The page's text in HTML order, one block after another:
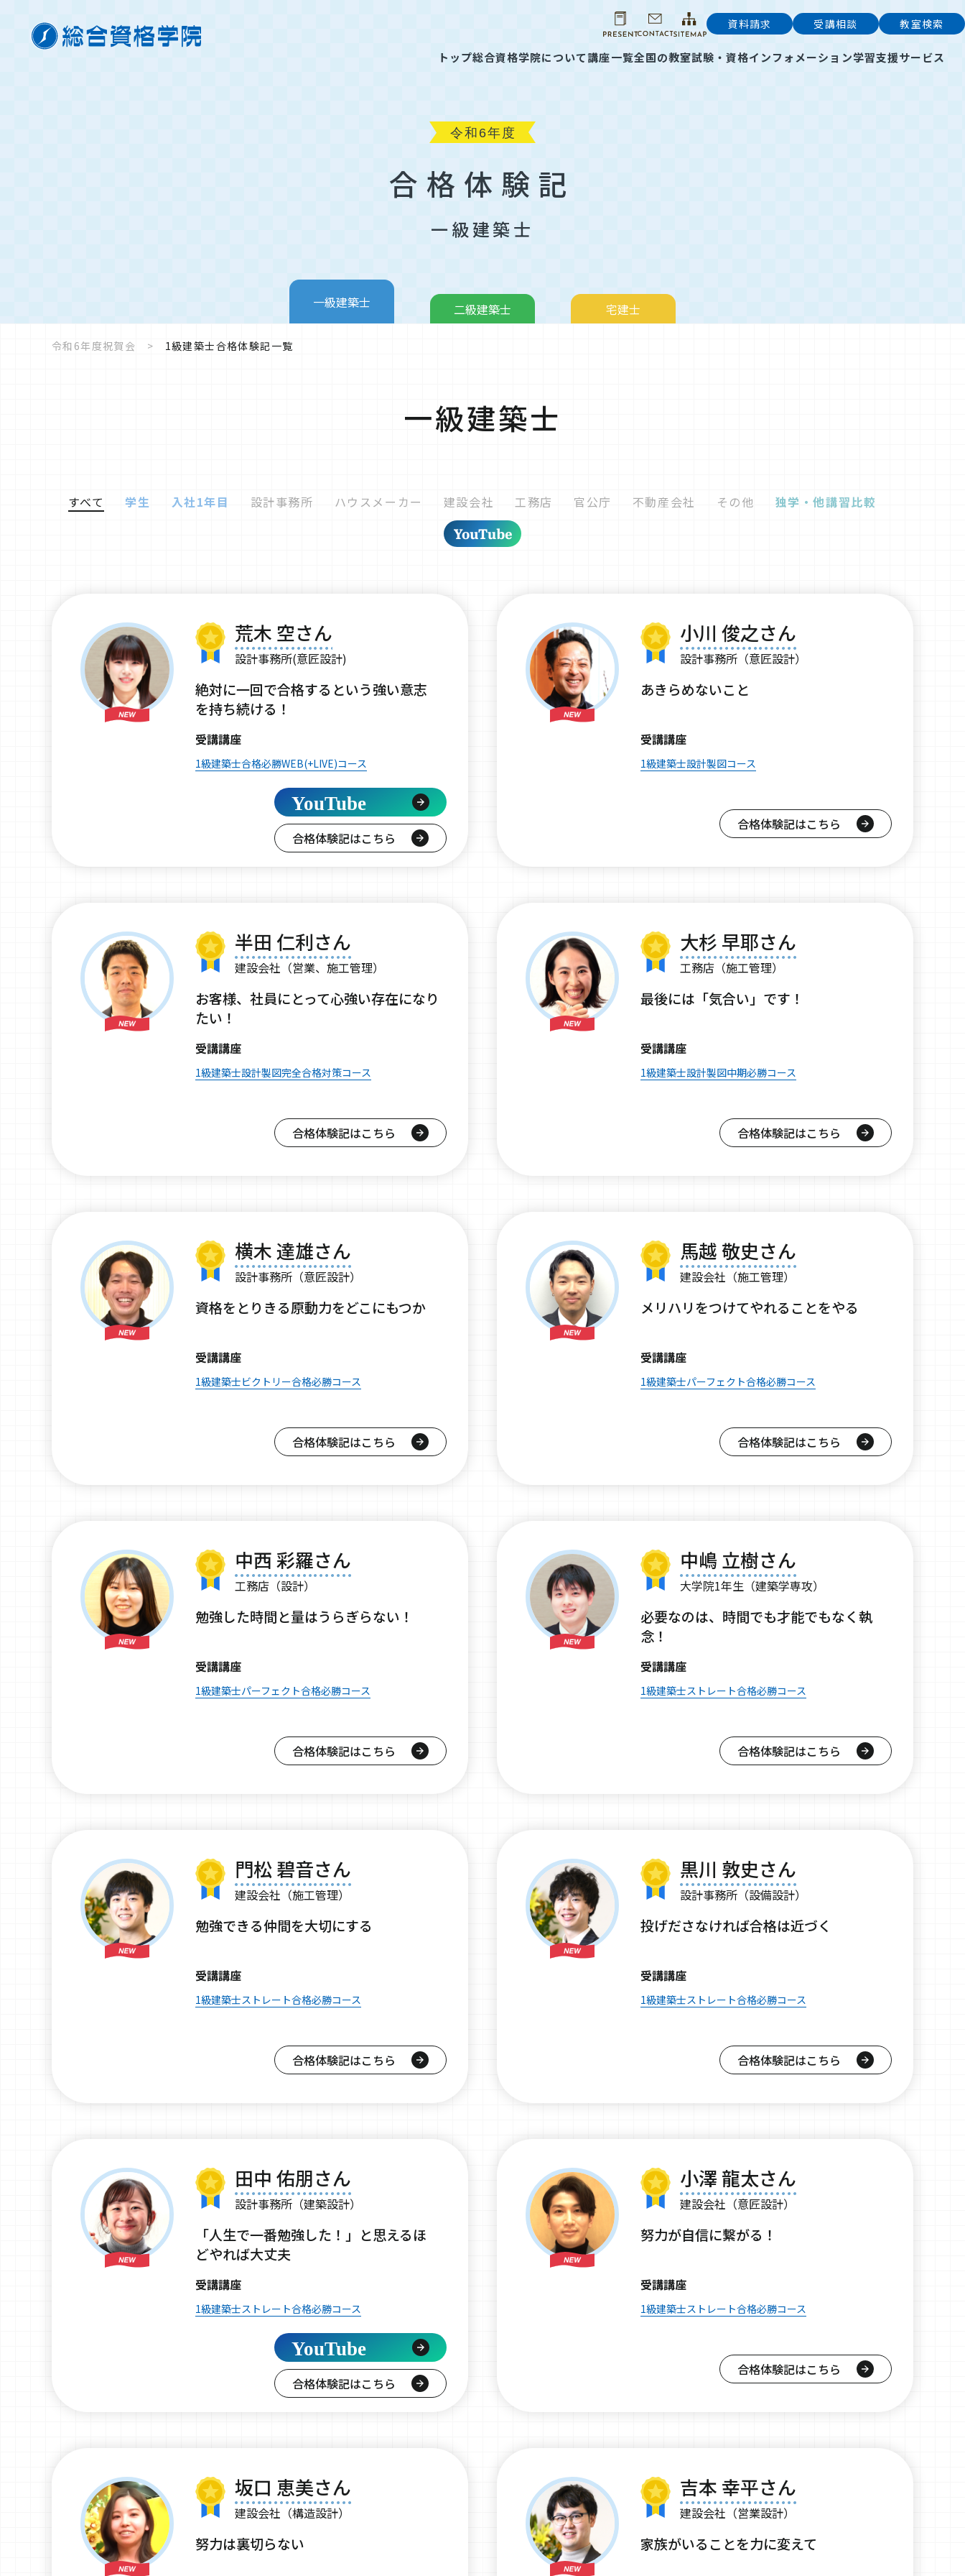
トップ総合資格学院について講座一覧全国の教室試験・資格インフォメーション学習支援サービス
資料請求 受講相談 教室検索
合格体験記
一級建築士
一級建築士 二級建築士 宅建士
令和6年度祝賀会 1級建築士合格体験記一覧
一級建築士
すべて 学生 入社1年目 設計事務所 ハウスメーカー 建設会社 工務店 官公庁 不動産会社 その他 独学・他講習比較
荒木 空さん
設計事務所(意匠設計)
絶対に一回で合格するという強い意志
を持ち続ける！
受講講座
1級建築士合格必勝WEB(+LIVE)コース
YouTube
合格体験記はこちら
小川 俊之さん
設計事務所（意匠設計）
あきらめないこと
受講講座
1級建築士設計製図コース
合格体験記はこちら
半田 仁利さん
建設会社（営業、施工管理）
お客様、社員にとって心強い存在になり
たい！
受講講座
1級建築士設計製図完全合格対策コース
合格体験記はこちら
大杉 早耶さん
工務店（施工管理）
最後には「気合い」です！
受講講座
1級建築士設計製図中期必勝コース
合格体験記はこちら
横木 達雄さん
設計事務所（意匠設計）
資格をとりきる原動力をどこにもつか
受講講座
1級建築士ビクトリー合格必勝コース
合格体験記はこちら
馬越 敬史さん
建設会社（施工管理）
メリハリをつけてやれることをやる
受講講座
1級建築士パーフェクト合格必勝コース
合格体験記はこちら
中西 彩羅さん
工務店（設計）
勉強した時間と量はうらぎらない！
受講講座
1級建築士パーフェクト合格必勝コース
合格体験記はこちら
中嶋 立樹さん
大学院1年生（建築学専攻）
必要なのは、時間でも才能でもなく執
念！
受講講座
1級建築士ストレート合格必勝コース
合格体験記はこちら
門松 碧音さん
建設会社（施工管理）
勉強できる仲間を大切にする
受講講座
1級建築士ストレート合格必勝コース
合格体験記はこちら
黒川 敦史さん
設計事務所（設備設計）
投げださなければ合格は近づく
受講講座
1級建築士ストレート合格必勝コース
合格体験記はこちら
田中 佑朋さん
設計事務所（建築設計）
「人生で一番勉強した！」と思えるほ
どやれば大丈夫
受講講座
1級建築士ストレート合格必勝コース
YouTube
合格体験記はこちら
小澤 龍太さん
建設会社（意匠設計）
努力が自信に繋がる！
受講講座
1級建築士ストレート合格必勝コース
合格体験記はこちら
坂口 恵美さん
建設会社（構造設計）
努力は裏切らない
吉本 幸平さん
建設会社（営業設計）
家族がいることを力に変えて